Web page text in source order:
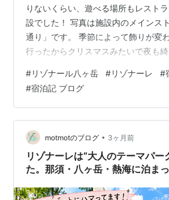
りないくらい、遊べる場所もレスト
設でした！ 写真は施設内のメインス
通り」です。 季節によって飾りが変
行ったからクリスマスみたいで夜も
さんいて、大人2人でガチで遊んでる
浮き輪も借りられて、すごく大きい室
子供は1日入られるかもね。 大人は2
タです。笑 さてお部屋の紹介。 スタ
けど広かった。 ベットも大きめ でも
ら 赤と白の色合い…
#リゾナール八ヶ岳 #リゾナーレ #
#宿泊記 ブログ
motmotのブログ • 3ヶ月前
リゾナーレは“大人のテーマパー
た。那須・八ヶ岳・熱海に泊ま